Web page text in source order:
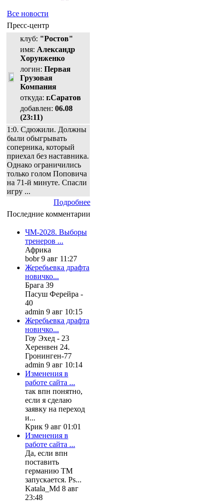
Все новости
Пресс-центр
клуб: "Ростов"
имя: Александр
Хорунженко
логин: Первая
Грузовая
Компания
откуда: г.Саратов
добавлен: 06.08
(23:11)
1:0. Сдюжили. Должны
были обыгрывать
соперника, который
приехал без наставника.
Однако ограничились
только голом Поповича
на 71-й минуте. Спасли
игру ...
Подробнее
Последние комментарии
ЧМ-2028. Выборы
тренеров ...
Африка
bobr 9 авг 11:27
Жеребьевка драфта
новичко...
Брага 39
Пасуш Ферейра -
40
admin 9 авг 10:15
Жеребьевка драфта
новичко...
Гоу Эхед - 23
Херенвен 24.
Гронинген-77
admin 9 авг 10:14
Изменения в
работе сайта ...
так впн понятно,
если я сделаю
заявку на переход
и...
Крик 9 авг 01:01
Изменения в
работе сайта ...
Да, если впн
поставить
германию ТМ
запускается. Ps...
Katala_Md 8 авг
23:48